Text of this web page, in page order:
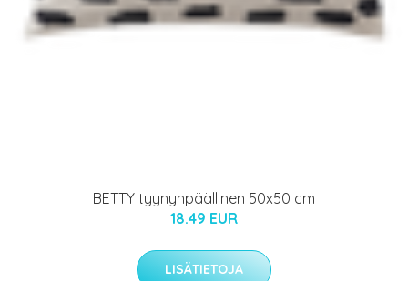
BETTY tyynynpäällinen 50x50 cm
18.49 EUR
LISÄTIETOJA